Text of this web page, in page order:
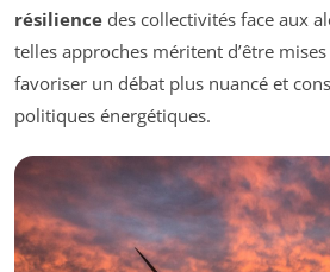
résilience des collectivités face aux
telles approches méritent d’être
favoriser un débat plus nuancé et
politiques énergétiques.